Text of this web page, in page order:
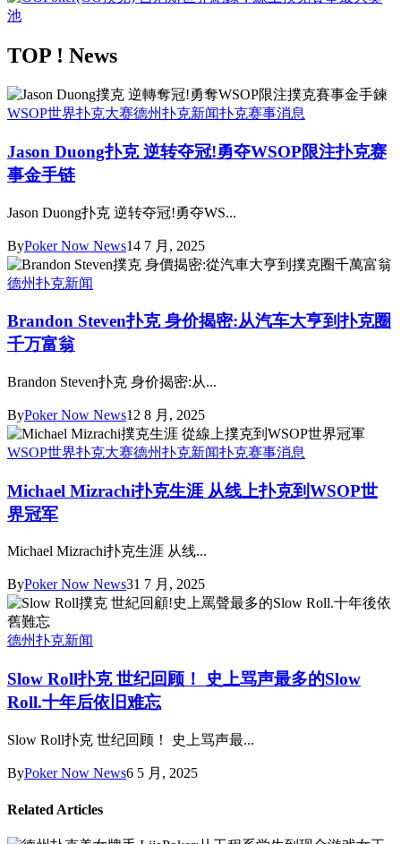
TOP ! News
WSOP世界扑克大赛德州扑克新闻扑克赛事消息
Jason Duong扑克 逆转夺冠!勇夺WSOP限注扑克赛
事金手链
Jason Duong扑克 逆转夺冠!勇夺WS...
ByPoker Now News14 7 月, 2025
德州扑克新闻
Brandon Steven扑克 身价揭密:从汽车大亨到扑克圈
千万富翁
Brandon Steven扑克 身价揭密:从...
ByPoker Now News12 8 月, 2025
WSOP世界扑克大赛德州扑克新闻扑克赛事消息
Michael Mizrachi扑克生涯 从线上扑克到WSOP世
界冠军
Michael Mizrachi扑克生涯 从线...
ByPoker Now News31 7 月, 2025
德州扑克新闻
Slow Roll扑克 世纪回顾！ 史上骂声最多的Slow
Roll.十年后依旧难忘
Slow Roll扑克 世纪回顾！ 史上骂声最...
ByPoker Now News6 5 月, 2025
Related Articles